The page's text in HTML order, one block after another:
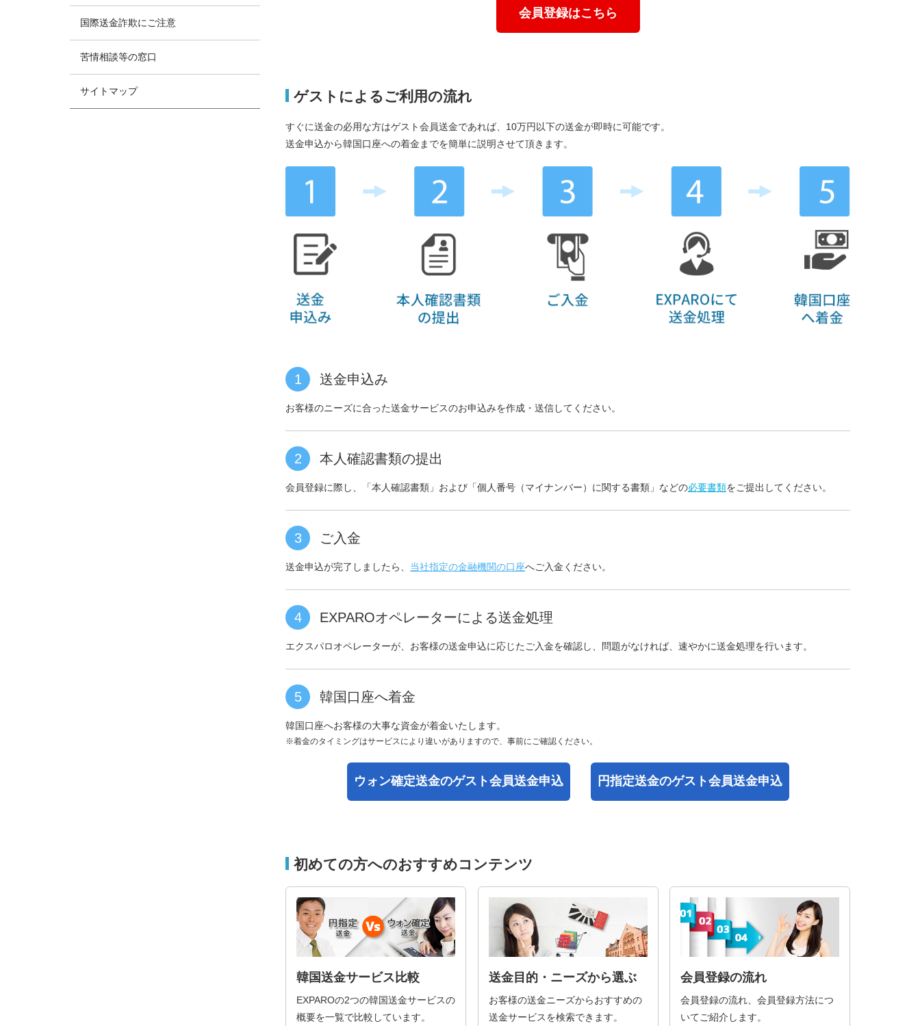
会員登録はこちら
ゲストによるご利用の流れ
すぐに送金の必用な方はゲスト会員送金であれば、10万円以下の送金が即時に可能です。
送金申込から韓国口座への着金までを簡単に説明させて頂きます。
1 送金申込み
お客様のニーズに合った送金サービスのお申込みを作成・送信してください。
2 本人確認書類の提出
会員登録に際し、「本人確認書類」および「個人番号（マイナンバー）に関する書類」などの必要書類をご提出してください。
3 ご入金
送金申込が完了しましたら、 当社指定の金融機関の口座へご入金ください。
4 EXPAROオペレーターによる送金処理
エクスパロオペレーターが、お客様の送金申込に応じたご入金を確認し、問題がなければ、速やかに送金処理を行います。
5 韓国口座へ着金
韓国口座へお客様の大事な資金が着金いたします。
※着金のタイミングはサービスにより違いがありますので、事前にご確認ください。
ウォン確定送金のゲスト会員送金申込 円指定送金のゲスト会員送金申込
初めての方へのおすすめコンテンツ
韓国送金サービス比較
EXPAROの2つの韓国送金サービスの
概要を一覧で比較しています。
送金目的・ニーズから選ぶ
お客様の送金ニーズからおすすめの
送金サービスを検索できます。
会員登録の流れ
会員登録の流れ、会員登録方法につ
いてご紹介します。
国際送金詐欺にご注意
苦情相談等の窓口
サイトマップ